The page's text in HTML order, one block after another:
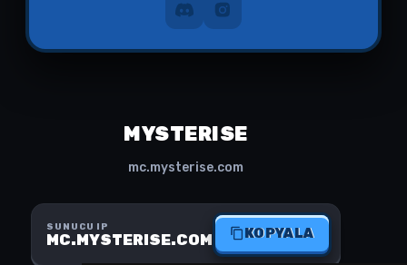
MYSTERISE
mc.mysterise.com
SUNUCU IP
MC.MYSTERISE.COM KOPYALA